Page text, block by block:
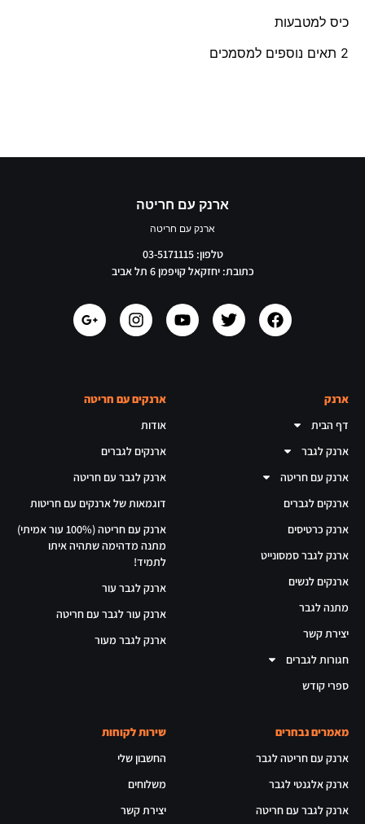
כיס למטבעות
2 תאים נוספים למסמכים
ארנק עם חריטה
ארנק עם חריטה
טלפון: 03-5171115
כתובת: יחזקאל קויפמן 6 תל אביב
ארנק
דף הבית
ארנק לגבר
ארנק עם חריטה
ארנקים לגברים
ארנק כרטיסים
ארנק לגבר סמסונייט
ארנקים לנשים
מתנה לגבר
יצירת קשר
חגורות לגברים
ספרי קודש
ארנקים עם חריטה
אודות
ארנקים לגברים
ארנק לגבר עם חריטה
דוגמאות של ארנקים עם חריטות
ארנק עם חריטה (100% עור אמיתי)
מתנה מדהימה שתהיה איתו
לתמיד!
ארנק לגבר עור
ארנק עור לגבר עם חריטה
ארנק לגבר מעור
מאמרים נבחרים
ארנק עם חריטה לגבר
ארנק אלגנטי לגבר
ארנק לגבר עם חריטה
שירות לקוחות
החשבון שלי
משלוחים
יצירת קשר